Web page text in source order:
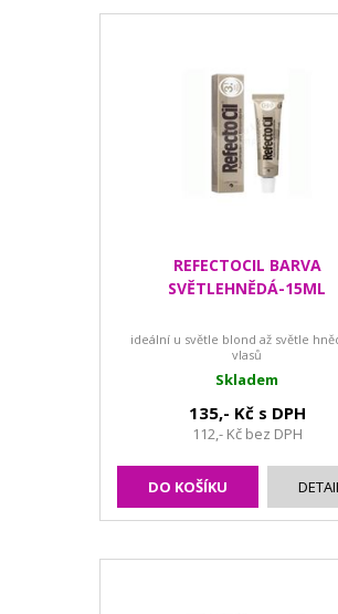
REFECTOCIL BARVA
SVĚTLEHNĚDÁ-15ML
ideální u světle blond až světle
vlasů
Skladem
135,- Kč s DPH
112,- Kč bez DPH
DO KOŠÍKU